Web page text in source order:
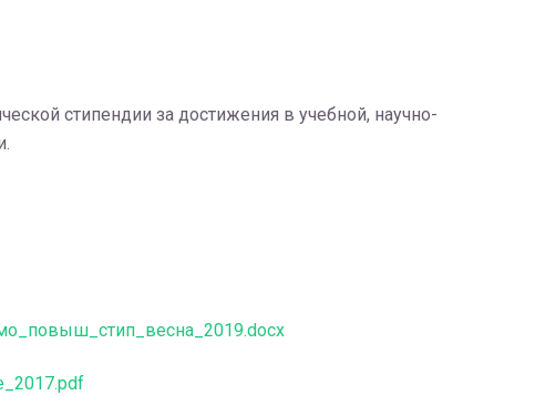
стипендии за достижения в учебной, научно-